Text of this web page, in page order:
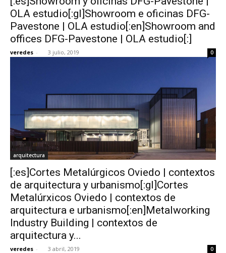
OLA estudio[:gl]Showroom e oficinas DFG-
Pavestone | OLA estudio[:en]Showroom and
offices DFG-Pavestone | OLA estudio[:]
veredes - 3 julio, 2019 0
arquitectura
[:es]Cortes Metalúrgicos Oviedo | contextos
de arquitectura y urbanismo[:gl]Cortes
Metalúrxicos Oviedo | contextos de
arquitectura e urbanismo[:en]Metalworking
Industry Building | contextos de
arquitectura y...
veredes - 3 abril, 2019 0